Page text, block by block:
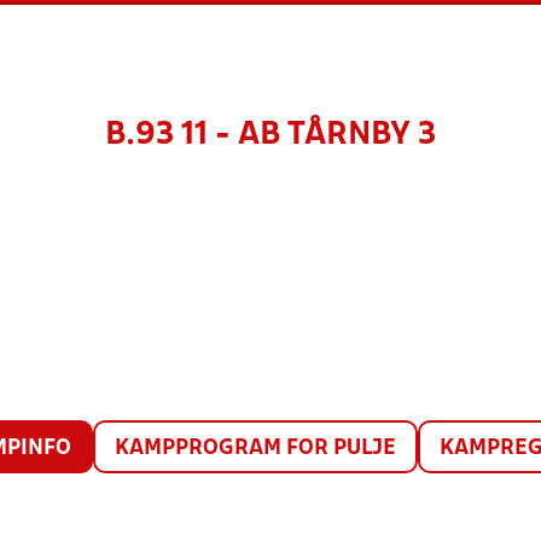
B.93 11 - AB TÅRNBY 3
KAMPPROGRAM FOR PULJE